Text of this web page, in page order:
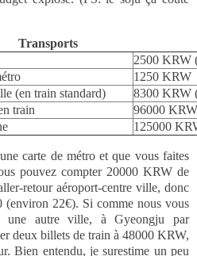
Transports
2500 KRW
1250 KRW
(en train standard)
8300 KRW
train
96000
125000
carte de métro et que vous faites
pouvez compter 20000 KRW de
retour aéroport-centre ville, donc
22€). Si comme nous vous
une autre ville, à Gyeongju par
deux billets de train à 48000 KRW,
Bien entendu, je surestime un peu